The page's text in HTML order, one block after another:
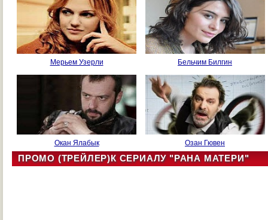
Мерьем Узерли Бельчим Билгин
Окан Ялабык Озан Гювен
ПРОМО (ТРЕЙЛЕР)К СЕРИАЛУ "РАНА МАТЕРИ"